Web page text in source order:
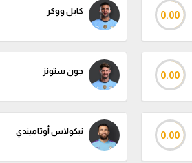
0.00
0.00
0.00
كايل ووكر
جون ستونز
نيكولاس أوتاميندي